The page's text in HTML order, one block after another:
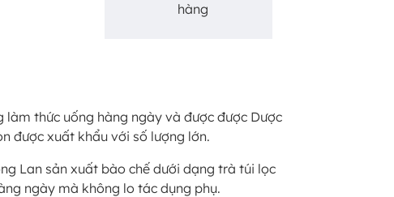
hàng
làm thức uống hàng ngày và được được Dược
được xuất khẩu với số lượng lớn.
Lan sản xuất bào chế dưới dạng trà túi lọc
ngày mà không lo tác dụng phụ.